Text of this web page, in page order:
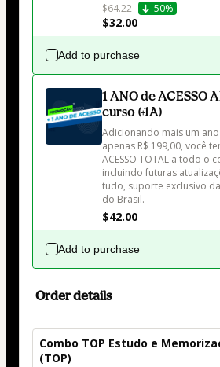
$64.22
50%
$32.00
Add to purchase
1 ANO de ACESSO
curso (+1A)
Adicionando mais um
apenas R$ 199,00, você
ACESSO TOTAL a todo o
incluindo futuras
tudo, suporte exclusivo
do Brasil.
$42.00
Add to purchase
Order details
Combo TOP Estudo e
(TOP)